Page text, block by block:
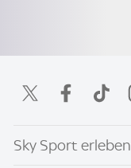
Sky Sport erleben